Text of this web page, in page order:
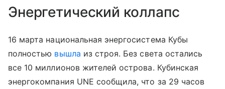
Энергетический коллапс
16 марта национальная энергосистема Кубы
полностью вышла из строя. Без света остались
все 10 миллионов жителей острова. Кубинская
энергокомпания UNE сообщила, что за 29 часов